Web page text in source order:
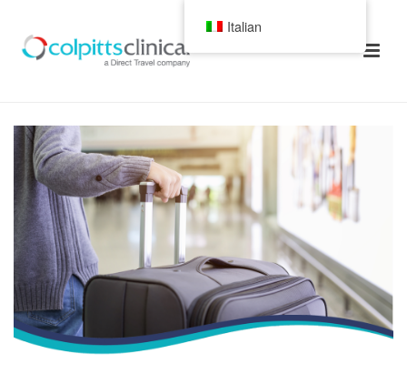
Italian